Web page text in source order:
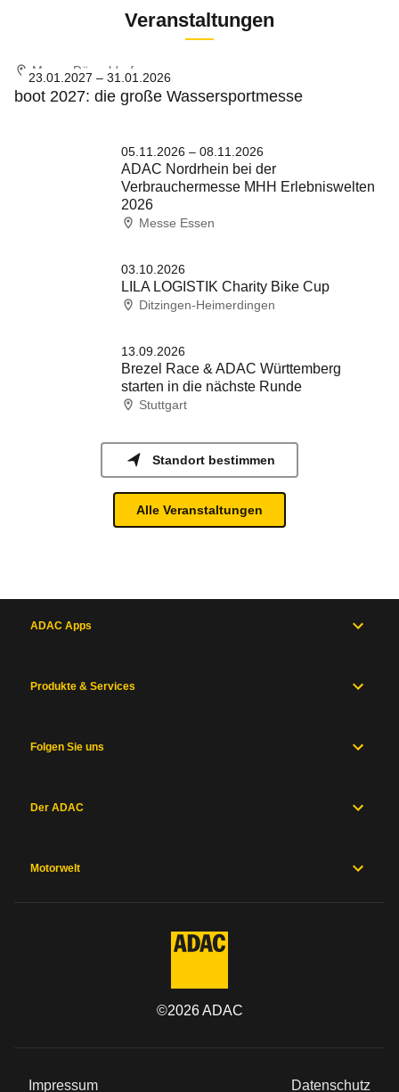
Veranstaltungen
23.01.2027 – 31.01.2026
Messe Düsseldorf
boot 2027: die große Wassersportmesse
05.11.2026 – 08.11.2026
Messe Essen
ADAC Nordrhein bei der
Verbrauchermesse MHH Erlebniswelten
2026
03.10.2026
Ditzingen-Heimerdingen
LILA LOGISTIK Charity Bike Cup
13.09.2026
Stuttgart
Brezel Race & ADAC Württemberg
starten in die nächste Runde
Standort bestimmen
Alle Veranstaltungen
ADAC Apps
Produkte & Services
Folgen Sie uns
Der ADAC
Motorwelt
©2026ADAC
Impressum Datenschutz